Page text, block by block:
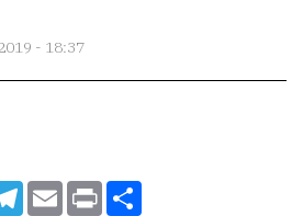
- 18:37
Telegram
EmailPrint